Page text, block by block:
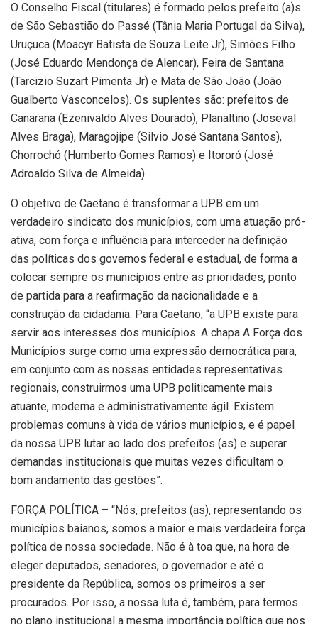
O Conselho Fiscal (titulares) é formado pelos prefeito (a)s
de São Sebastião do Passé (Tânia Maria Portugal da Silva),
Uruçuca (Moacyr Batista de Souza Leite Jr), Simões Filho
(José Eduardo Mendonça de Alencar), Feira de Santana
(Tarcizio Suzart Pimenta Jr) e Mata de São João (João
Gualberto Vasconcelos). Os suplentes são: prefeitos de
Canarana (Ezenivaldo Alves Dourado), Planaltino (Joseval
Alves Braga), Maragojipe (Silvio José Santana Santos),
Chorrochó (Humberto Gomes Ramos) e Itororó (José
Adroaldo Silva de Almeida).
O objetivo de Caetano é transformar a UPB em um
verdadeiro sindicato dos municípios, com uma atuação pró-
ativa, com força e influência para interceder na definição
das políticas dos governos federal e estadual, de forma a
colocar sempre os municípios entre as prioridades, ponto
de partida para a reafirmação da nacionalidade e a
construção da cidadania. Para Caetano, “a UPB existe para
servir aos interesses dos municípios. A chapa A Força dos
Municípios surge como uma expressão democrática para,
em conjunto com as nossas entidades representativas
regionais, construirmos uma UPB politicamente mais
atuante, moderna e administrativamente ágil. Existem
problemas comuns à vida de vários municípios, e é papel
da nossa UPB lutar ao lado dos prefeitos (as) e superar
demandas institucionais que muitas vezes dificultam o
bom andamento das gestões”.
FORÇA POLÍTICA – “Nós, prefeitos (as), representando os
municípios baianos, somos a maior e mais verdadeira força
política de nossa sociedade. Não é à toa que, na hora de
eleger deputados, senadores, o governador e até o
presidente da República, somos os primeiros a ser
procurados. Por isso, a nossa luta é, também, para termos
no plano institucional a mesma importância política que nos